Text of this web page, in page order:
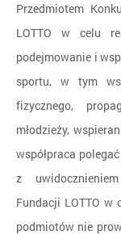
Przedmiotem
LOTTO w celu
podejmowanie i
sportu, w tym
fizycznego,
młodzieży,
współpraca
z
Fundacji LOTTO w
podmiotów nie